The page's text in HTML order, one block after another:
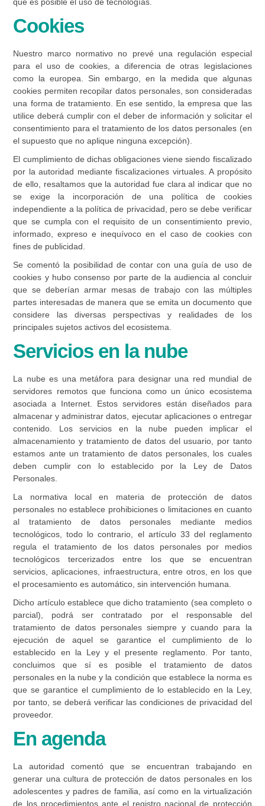
Cookies
Nuestro marco normativo no prevé una regulación especial
para el uso de cookies, a diferencia de otras legislaciones
como la europea. Sin embargo, en la medida que algunas
cookies permiten recopilar datos personales, son consideradas
una forma de tratamiento. En ese sentido, la empresa que las
utilice deberá cumplir con el deber de información y solicitar el
consentimiento para el tratamiento de los datos personales (en
el supuesto que no aplique ninguna excepción).
El cumplimiento de dichas obligaciones viene siendo fiscalizado
por la autoridad mediante fiscalizaciones virtuales. A propósito
de ello, resaltamos que la autoridad fue clara al indicar que no
se exige la incorporación de una política de cookies
independiente a la política de privacidad, pero se debe verificar
que se cumpla con el requisito de un consentimiento previo,
informado, expreso e inequívoco en el caso de cookies con
fines de publicidad.
Se comentó la posibilidad de contar con una guía de uso de
cookies y hubo consenso por parte de la audiencia al concluir
que se deberían armar mesas de trabajo con las múltiples
partes interesadas de manera que se emita un documento que
considere las diversas perspectivas y realidades de los
principales sujetos activos del ecosistema.
Servicios en la nube
La nube es una metáfora para designar una red mundial de
servidores remotos que funciona como un único ecosistema
asociada a Internet. Estos servidores están diseñados para
almacenar y administrar datos, ejecutar aplicaciones o entregar
contenido. Los servicios en la nube pueden implicar el
almacenamiento y tratamiento de datos del usuario, por tanto
estamos ante un tratamiento de datos personales, los cuales
deben cumplir con lo establecido por la Ley de Datos
Personales.
La normativa local en materia de protección de datos
personales no establece prohibiciones o limitaciones en cuanto
al tratamiento de datos personales mediante medios
tecnológicos, todo lo contrario, el artículo 33 del reglamento
regula el tratamiento de los datos personales por medios
tecnológicos tercerizados entre los que se encuentran
servicios, aplicaciones, infraestructura, entre otros, en los que
el procesamiento es automático, sin intervención humana.
Dicho artículo establece que dicho tratamiento (sea completo o
parcial), podrá ser contratado por el responsable del
tratamiento de datos personales siempre y cuando para la
ejecución de aquel se garantice el cumplimiento de lo
establecido en la Ley y el presente reglamento. Por tanto,
concluimos que sí es posible el tratamiento de datos
personales en la nube y la condición que establece la norma es
que se garantice el cumplimiento de lo establecido en la Ley,
por tanto, se deberá verificar las condiciones de privacidad del
proveedor.
En agenda
La autoridad comentó que se encuentran trabajando en
generar una cultura de protección de datos personales en los
adolescentes y padres de familia, así como en la virtualización
de los procedimientos ante el registro nacional de protección